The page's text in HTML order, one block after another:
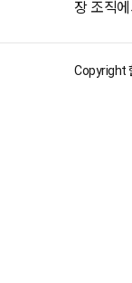
장 조직
Copyright